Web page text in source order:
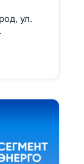
ул.